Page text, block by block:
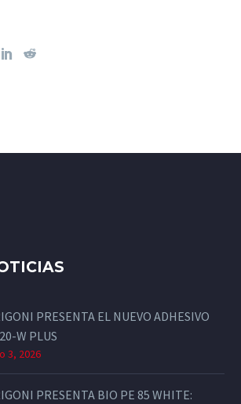
PRESENTA EL NUEVO ADHESIVO
W PLUS
3, 2026
PRESENTA BIO PE 85 WHITE: